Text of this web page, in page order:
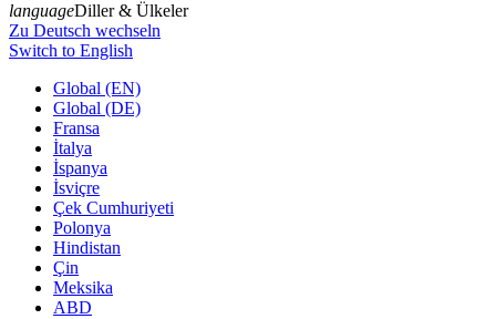
languageDiller & Ülkeler
Zu Deutsch wechseln
Switch to English
Global (EN)
Global (DE)
Fransa
İtalya
İspanya
İsviçre
Çek Cumhuriyeti
Polonya
Hindistan
Çin
Meksika
ABD